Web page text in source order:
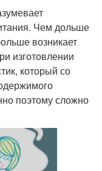
Чем дольше
возникает
изготовлении
который со
поэтому сложно